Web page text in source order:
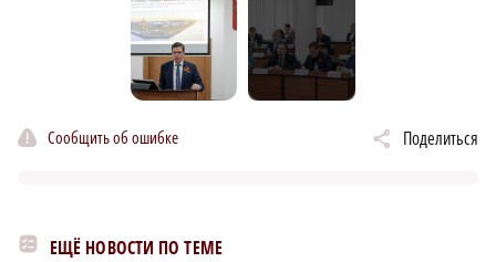
Сообщить об ошибке Поделиться
ЕЩЁ НОВОСТИ ПО ТЕМЕ